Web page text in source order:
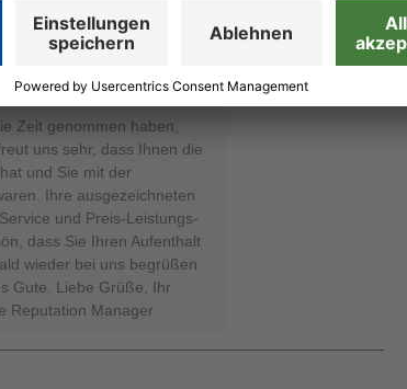
aufgebaut und das
Zeit genommen haben,
uns sehr, dass Ihnen die
und Sie mit der
Ihre ausgezeichneten
und Preis-Leistungs-
dass Sie Ihren Aufenthalt
wieder bei uns begrüßen
Gute. Liebe Grüße, Ihr
Reputation Manager